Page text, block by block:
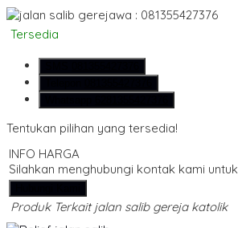
wa : 081355427376
Tersedia
Tentukan pilihan yang tersedia!
INFO HARGA
Silahkan menghubungi kontak kami
Produk Terkait jalan salib gereja katolik